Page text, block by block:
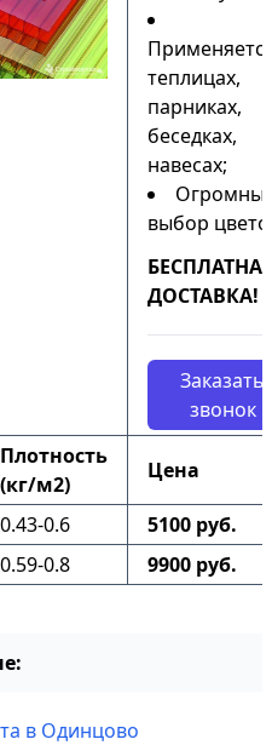
теплицах,
парниках,
беседках,
навесах;
выбор
ДОСТАВКА!
Заказать
звонок
Плотность
(кг/м2)
Цена
0.43-0.6
5100 руб.
0.59-0.8 9900 руб.
в Одинцово